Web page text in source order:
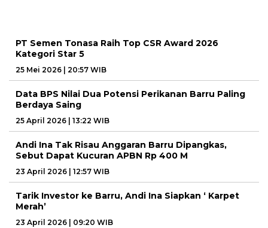
PT Semen Tonasa Raih Top CSR Award 2026
Kategori Star 5
25 Mei 2026 | 20:57 WIB
Data BPS Nilai Dua Potensi Perikanan Barru Paling
Berdaya Saing
25 April 2026 | 13:22 WIB
Andi Ina Tak Risau Anggaran Barru Dipangkas,
Sebut Dapat Kucuran APBN Rp 400 M
23 April 2026 | 12:57 WIB
Tarik Investor ke Barru, Andi Ina Siapkan ‘ Karpet
Merah’
23 April 2026 | 09:20 WIB